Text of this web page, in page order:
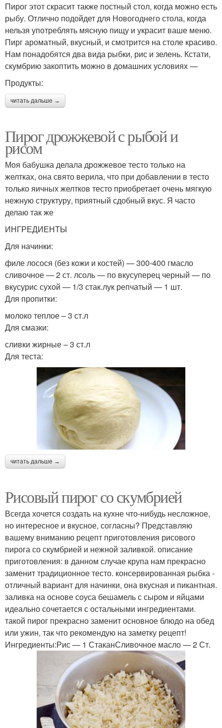
Пирог этот скрасит также постный стол, когда можно есть
рыбу. Отлично подойдет для Новогоднего стола, когда
нельзя употреблять мясную пищу и украсит ваше меню.
Пирг ароматный, вкусный, и смотрится на столе красиво.
Нам понадобятся два вида рыбки, рис и зелень. Кстати,
скумбрию закоптить можно в домашних условиях —
Продукты:
читать дальше →
Пирог дрожжевой с рыбой и
рисом
Моя бабушка делала дрожжевое тесто только на
желтках, она свято верила, что при добавлении в тесто
только яичных желтков тесто приобретает очень мягкую
нежную структуру, приятный сдобный вкус. Я часто
делаю так же
ИНГРЕДИЕНТЫ
Для начинки:
филе лосося (без кожи и костей) — 300-400 гмасло
сливочное — 2 ст. лсоль — по вкусуперец черный — по
вкусурис сухой — 1/3 стак.лук репчатый — 1 шт.
Для пропитки:
молоко теплое – 3 ст.л
Для смазки:
сливки жирные – 3 ст.л
Для теста:
читать дальше →
Рисовый пирог со скумбрией
Всегда хочется создать на кухне что-нибудь несложное,
но интересное и вкусное, согласны? Представляю
вашему вниманию рецепт приготовления рисового
пирога со скумбрией и нежной заливкой. описание
приготовления: в данном случае крупа нам прекрасно
заменит традиционное тесто. консервированная рыбка -
отличный вариант для начинки, она вкусная и пикантная.
заливка на основе соуса бешамель с сыром и яйцами
идеально сочетается с остальными ингредиентами.
такой пирог прекрасно заменит основное блюдо на обед
или ужин, так что рекомендую на заметку рецепт!
Ингредиенты:Рис — 1 СтаканСливочное масло — 2 Ст.